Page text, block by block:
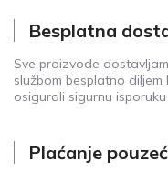
Besplatna
Sve proizvode
službom besplatno
osigurali sigurnu
Plaćanje